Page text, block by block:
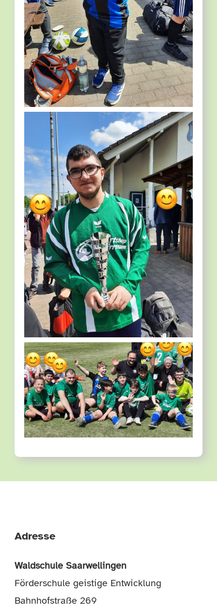
Adresse
Waldschule Saarwellingen
Förderschule geistige Entwicklung
Bahnhofstraße 269